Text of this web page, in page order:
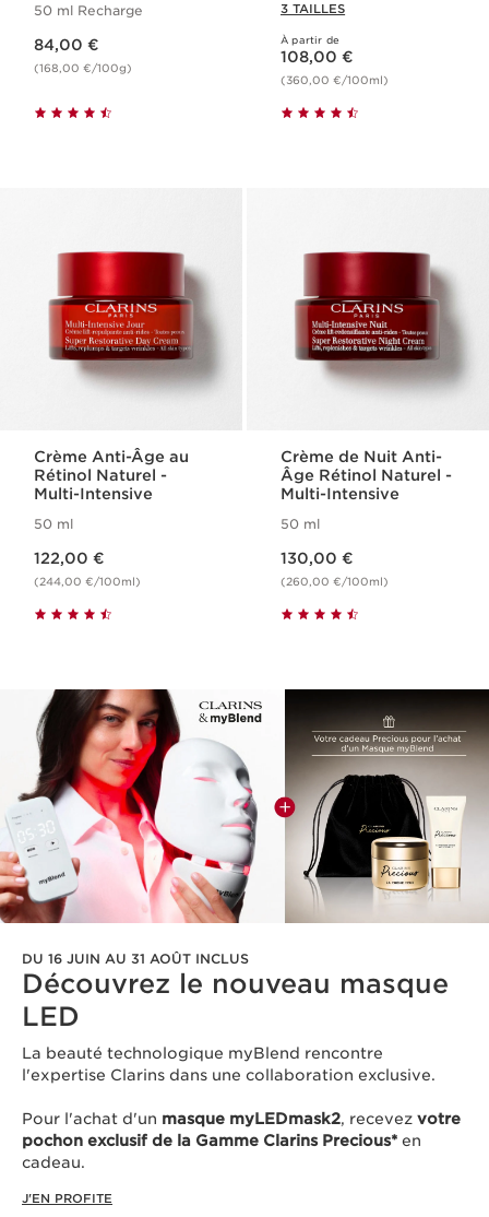
[COLLAGEN]³
TECHNOLOGY
50 ml Recharge
84,00 €
(168,00 €/100g)
3 TAILLES
À partir de
Nouveau prix 108,00 €
108,00 €
(360,00 €/100ml)
Crème Anti-Âge au
Rétinol Naturel -
Multi-Intensive
50 ml
122,00 €
(244,00 €/100ml)
Crème de Nuit Anti-
Âge Rétinol Naturel -
Multi-Intensive
50 ml
130,00 €
(260,00 €/100ml)
DU 16 JUIN AU 31 AOÛT INCLUS
Découvrez le nouveau masque
LED​
La beauté technologique myBlend rencontre
l'expertise Clarins dans une collaboration exclusive.
Pour l'achat d'un masque myLEDmask2, recevez votre
pochon exclusif de la Gamme Clarins Precious* en
cadeau.​
J'EN PROFITE